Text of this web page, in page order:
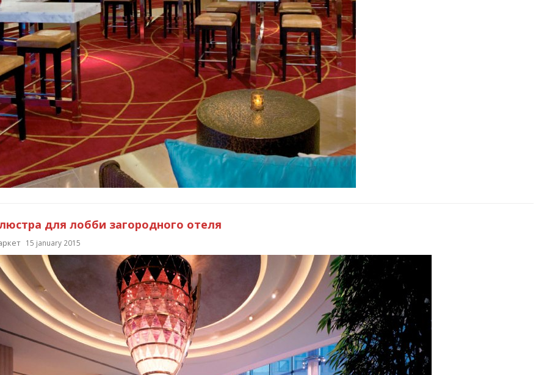
для лобби загородного отеля
15 january 2015